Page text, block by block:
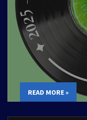
READ MORE »